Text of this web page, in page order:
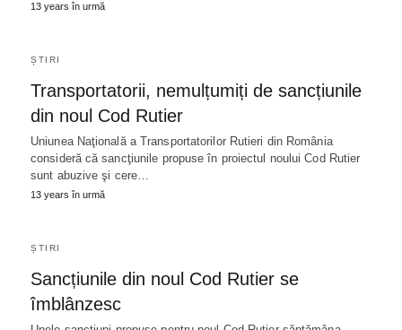
13 years în urmă
ȘTIRI
Transportatorii, nemulțumiți de sancțiunile
din noul Cod Rutier
Uniunea Naţională a Transportatorilor Rutieri din România
consideră că sancţiunile propuse în proiectul noului Cod Rutier
sunt abuzive şi cere…
13 years în urmă
ȘTIRI
Sancțiunile din noul Cod Rutier se
îmblânzesc